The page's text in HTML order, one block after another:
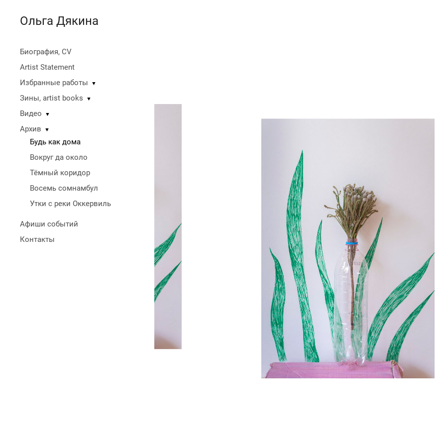
Ольга Дякина
Биография, CV
Artist Statement
Избранные работы
▼
Зины, artist books ▼
Видео ▼
Архив ▼
Будь как дома
Вокруг да около
Тёмный коридор
Восемь сомнамбул
Утки с реки Оккервиль
Афиши событий
Контакты